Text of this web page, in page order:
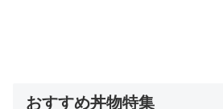
おすすめ丼物特集